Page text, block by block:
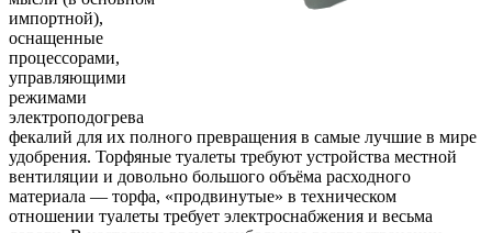
импортной),
оснащенные
процессорами,
управляющими
режимами
электроподогрева
фекалий для их полного превращения в самые лучшие в мире
удобрения. Торфяные туалеты требуют устройства местной
вентиляции и довольно большого объёма расходного
материала — торфа, «продвинутые» в техническом
отношении туалеты требует электроснабжения и весьма